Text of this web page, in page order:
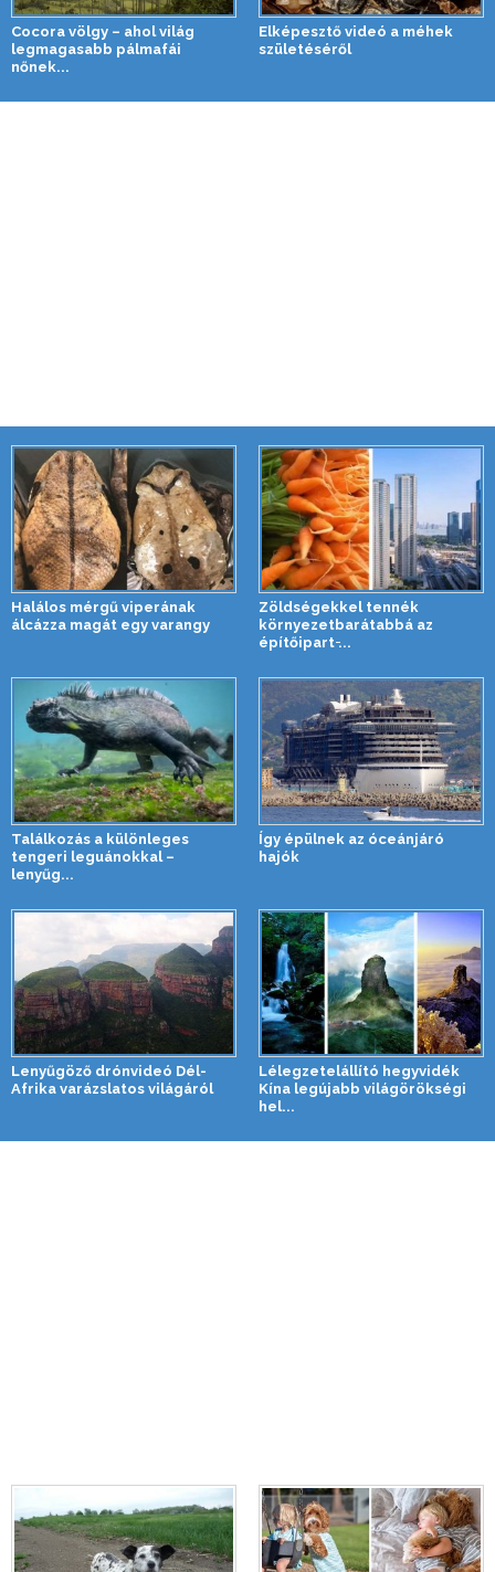
Cocora völgy – ahol világ
legmagasabb pálmafái
nőnek...
Elképesztő videó a méhek
születéséről
Halálos mérgű viperának
álcázza magát egy varangy
Zöldségekkel tennék
környezetbarátabbá az
építőipart ̵...
Találkozás a különleges
tengeri leguánokkal –
lenyűg...
Így épülnek az óceánjáró
hajók
Lenyűgöző drónvideó Dél-
Afrika varázslatos világáról
Lélegzetelállító hegyvidék
Kína legújabb világörökségi
hel...